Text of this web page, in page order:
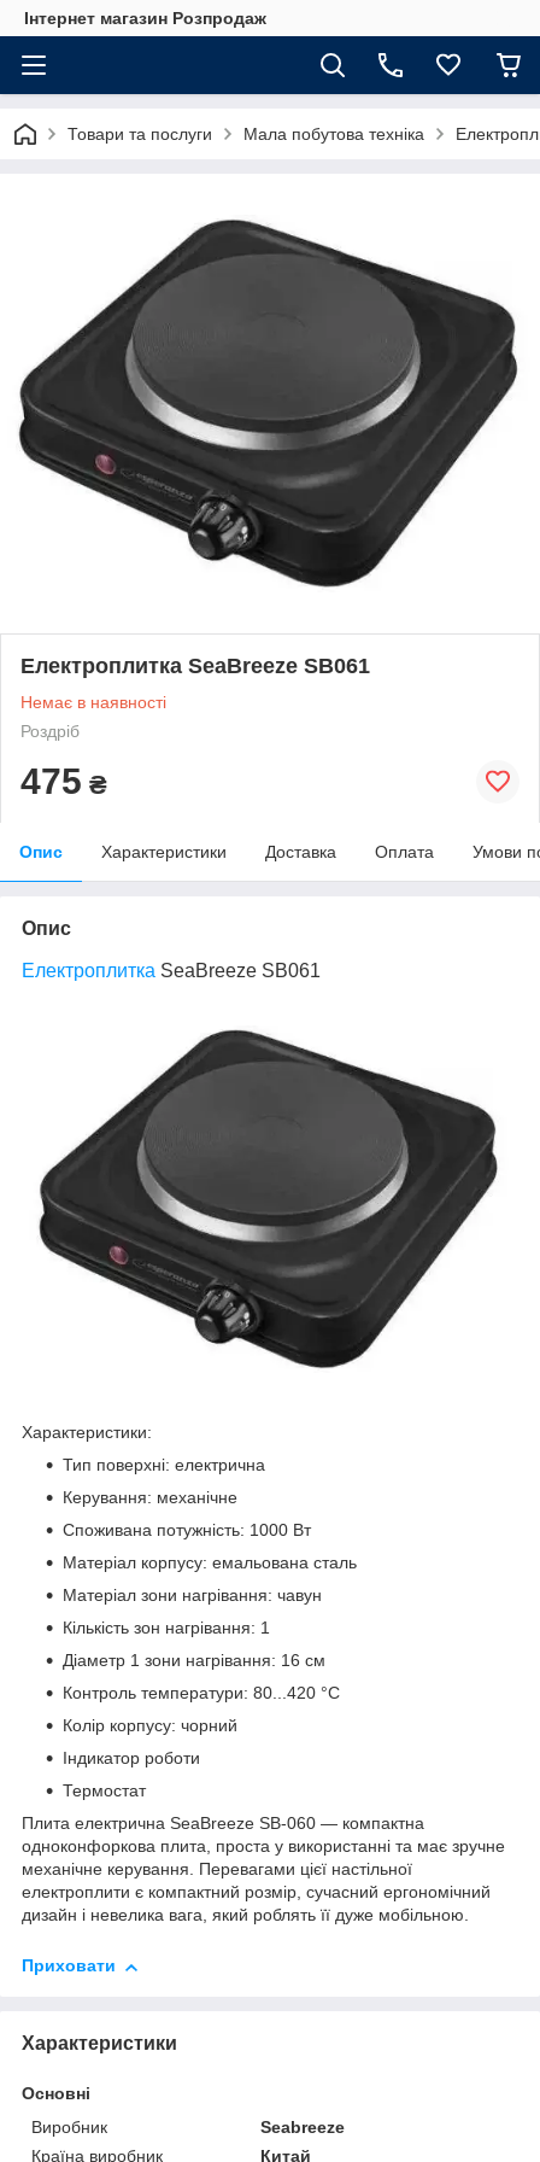
Інтернет магазин Розпродаж
Товари та послуги Мала побутова техніка
Електроплитка SeaBreeze SB061
Немає в наявності
Роздріб
475 ₴
Опис Характеристики Доставка Оплата Умови
Опис
Електроплитка SeaBreeze SB061
Характеристики:
Тип поверхні: електрична
Керування: механічне
Споживана потужність: 1000 Вт
Матеріал корпусу: емальована сталь
Матеріал зони нагрівання: чавун
Кількість зон нагрівання: 1
Діаметр 1 зони нагрівання: 16 см
Контроль температури: 80...420 °C
Колір корпусу: чорний
Індикатор роботи
Термостат
Плита електрична SeaBreeze SB-060 — компактна
одноконфоркова плита, проста у використанні та має зручне
механічне керування. Перевагами цієї настільної
електроплити є компактний розмір, сучасний ергономічний
дизайн і невелика вага, який роблять її дуже мобільною.
Приховати
Характеристики
Основні
Виробник
Seabreeze
Країна виробник
Китай